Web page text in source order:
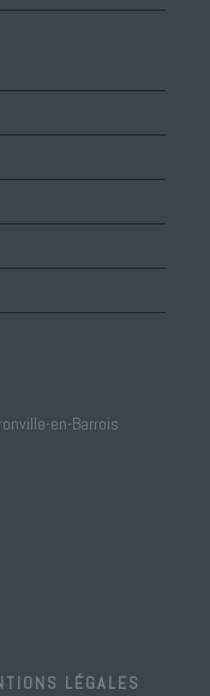
en-Barrois
LÉGALES